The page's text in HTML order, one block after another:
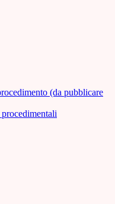
(da pubblicare